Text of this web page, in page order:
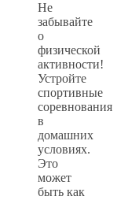
Не
забывайте
о
физической
активности!
Устройте
спортивные
соревнования
в
домашних
условиях.
Это
может
быть как